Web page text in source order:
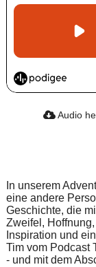
Audio
In unserem
eine andere
Geschichte, die
Zweifel,
Inspiration und
Tim vom Podcast
- und mit dem